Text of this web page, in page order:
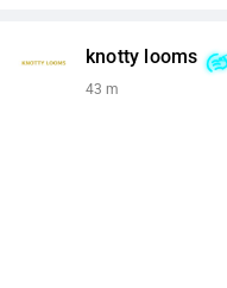
knotty looms
43 m